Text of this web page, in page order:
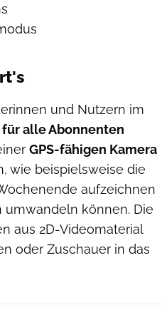
und Nutzern im
für alle Abonnenten
GPS-fähigen Kamera
wie beispielsweise die
aufzeichnen
können. Die
aus 2D-Videomaterial
oder Zuschauer in das